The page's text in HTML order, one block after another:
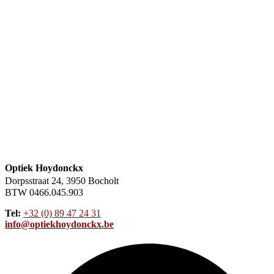
Optiek Hoydonckx
Dorpsstraat 24, 3950 Bocholt
BTW 0466.045.903
Tel: +32 (0) 89 47 24 31
info@optiekhoydonckx.be